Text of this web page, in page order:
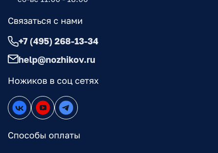
Ножиков в соц сетях
Способы оплаты
Связаться с нами
+7 (495) 268-13-34
help@nozhikov.ru